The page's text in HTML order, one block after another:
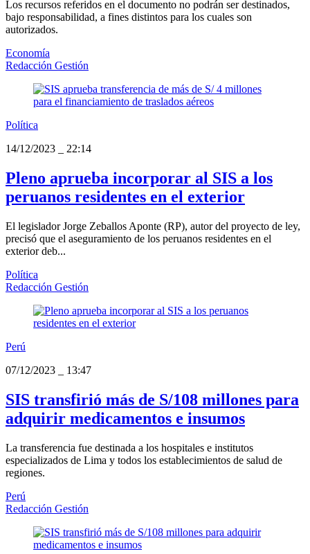
Los recursos referidos en el documento no podrán ser destinados,
bajo responsabilidad, a fines distintos para los cuales son
autorizados.
Economía
Redacción Gestión
Política
14/12/2023
22:14
Pleno aprueba incorporar al SIS a los
peruanos residentes en el exterior
El legislador Jorge Zeballos Aponte (RP), autor del proyecto de ley,
precisó que el aseguramiento de los peruanos residentes en el
exterior deb...
Política
Redacción Gestión
Perú
07/12/2023
13:47
SIS transfirió más de S/108 millones para
adquirir medicamentos e insumos
La transferencia fue destinada a los hospitales e institutos
especializados de Lima y todos los establecimientos de salud de
regiones.
Perú
Redacción Gestión